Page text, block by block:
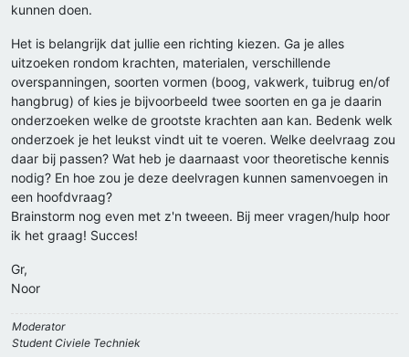
kunnen doen.
Het is belangrijk dat jullie een richting kiezen. Ga je alles
uitzoeken rondom krachten, materialen, verschillende
overspanningen, soorten vormen (boog, vakwerk, tuibrug en/of
hangbrug) of kies je bijvoorbeeld twee soorten en ga je daarin
onderzoeken welke de grootste krachten aan kan. Bedenk welk
onderzoek je het leukst vindt uit te voeren. Welke deelvraag zou
daar bij passen? Wat heb je daarnaast voor theoretische kennis
nodig? En hoe zou je deze deelvragen kunnen samenvoegen in
een hoofdvraag?
Brainstorm nog even met z'n tweeen. Bij meer vragen/hulp hoor
ik het graag! Succes!
Gr,
Noor
Moderator
Student Civiele Techniek